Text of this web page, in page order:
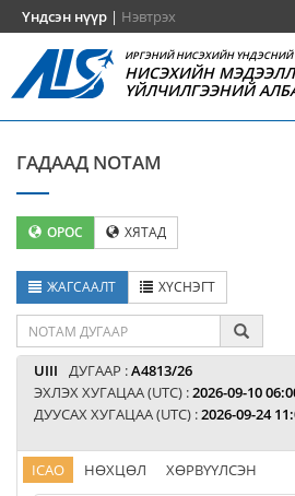
Үндсэн нүүр | Нэвтрэх
ИРГЭНИЙ НИСЭХИЙН ҮНДЭСНИЙ
НИСЭХИЙН
ҮЙЛЧИЛГЭЭНИЙ
ГАДААД NOTAM
ОРОС ХЯТАД
ЖАГСААЛТ ХҮСНЭГТ
UIII ДУГААР :A4813/26
ЭХЛЭХ ХУГАЦАА (UTC) :2026-09-10
ДУУСАХ ХУГАЦАА (UTC) :2026-09-24
ICAO НӨХЦӨЛ ХӨРВҮҮЛСЭН